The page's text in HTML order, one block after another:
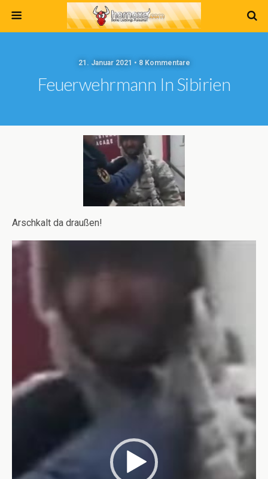
21. Januar 2021 • 8 Kommentare
Feuerwehrmann In Sibirien
Arschkalt da draußen!
Video-